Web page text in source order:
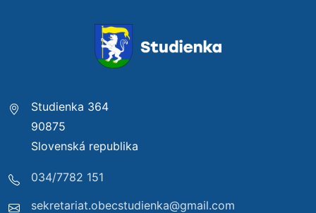
Studienka 364
90875
Slovenská republika
034/7782 151
sekretariat.obecstudienka@gmail.com